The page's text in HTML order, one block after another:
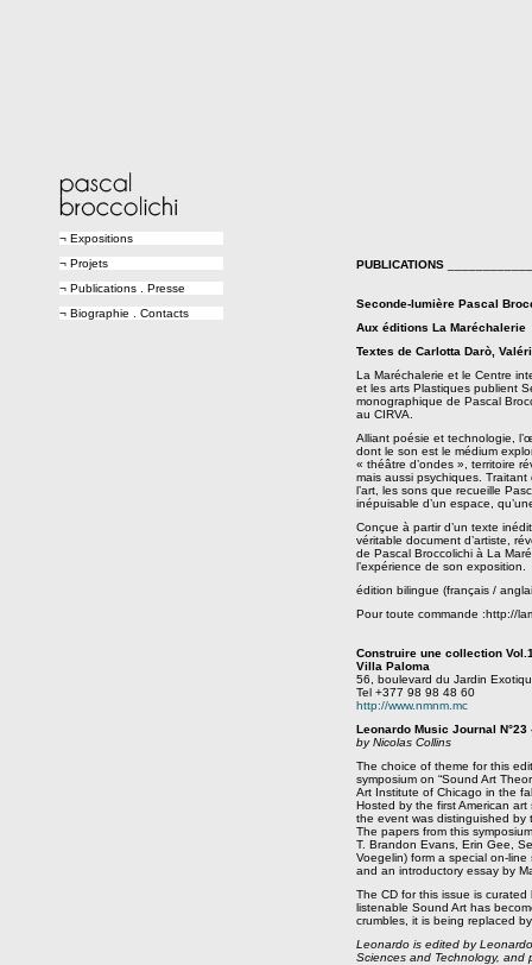
¬ Expositions
¬ Projets
¬ Publications . Presse
¬ Biographie . Contacts
PUBLICATIONS
Seconde-lumière Pascal
Aux éditions La Maréchalerie
Textes de Carlotta Darò,
La Maréchalerie et le Centre
et les arts Plastiques publient
monographique de Pascal
au CIRVA.
Alliant poésie et technologie,
dont le son est le médium
« théâtre d’ondes », territoire
mais aussi psychiques. Traitant
l’art, les sons que recueille
inépuisable d’un espace,
Conçue à partir d’un texte
véritable document d’artiste,
de Pascal Broccolichi à La
l’expérience de son exposition.
édition bilingue (français /
Pour toute commande :http://
Construire une collection
Villa Paloma
56, boulevard du Jardin
Tel +377 98 98 48 60
http://www.nmnm.mc
Leonardo Music Journal N°23
by Nicolas Collins
The choice of theme for this
symposium on “Sound Art
Art Institute of Chicago in the
Hosted by the first American
the event was distinguished by
The papers from this
T. Brandon Evans, Erin Gee,
Voegelin) form a special on-
and an introductory essay by
The CD for this issue is
listenable Sound Art has
crumbles, it is being replaced
Leonardo is edited by
Sciences and Technology, and